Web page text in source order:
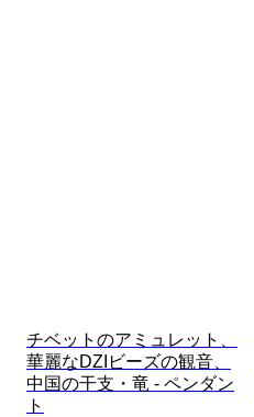
チベットのアミュレット、
華麗なDZIビーズの観音、
中国の干支・竜 - ペンダン
ト